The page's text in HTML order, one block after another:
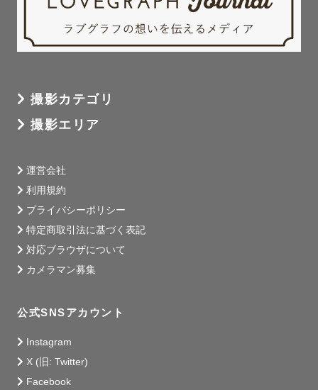
最後までお読みいただき
ご相談は下方″緑のボタン″
公式LINEにて🌿
それでは
皆さまとお会い出来る日を
楽しみにしております𖤣𖥧𖥣𖡡𖥧𖤣
撮影カテゴリ
撮影エリア
運営会社
利用規約
プライバシーポリシー
特定商取引法に基づく表記
対応ブラウザについて
カメラマン募集
公式SNSアカウント
Instagram
X (旧: Twitter)
Facebook